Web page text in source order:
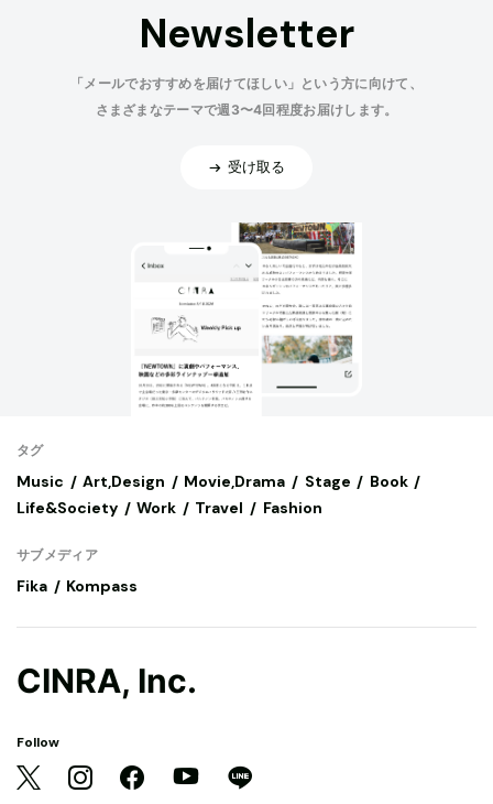
Newsletter
「メールでおすすめを届けてほしい」という方に向けて、
さまざまなテーマで週3〜4回程度お届けします。
受け取る
タグ
Music Art,Design Movie,Drama Stage
Book
Life&Society
Work Travel Fashion
サブメディア
Fika Kompass
CINRA, Inc.
Follow